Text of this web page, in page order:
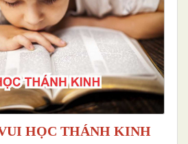
HỌC THÁNH KINH